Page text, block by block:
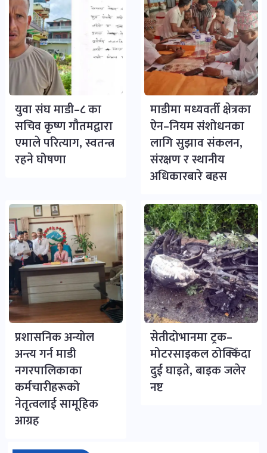
युवा संघ माडी–८ का
सचिव कृष्ण गौतमद्वारा
एमाले परित्याग, स्वतन्त्र
रहने घोषणा
माडीमा मध्यवर्ती क्षेत्रका
ऐन–नियम संशोधनका
लागि सुझाव संकलन,
संरक्षण र स्थानीय
अधिकारबारे बहस
प्रशासनिक अन्योल
अन्त्य गर्न माडी
नगरपालिकाका
कर्मचारीहरूको
नेतृत्वलाई सामूहिक
आग्रह
सेतीदोभानमा ट्रक–
मोटरसाइकल ठोक्किँदा
दुई घाइते, बाइक जलेर
नष्ट